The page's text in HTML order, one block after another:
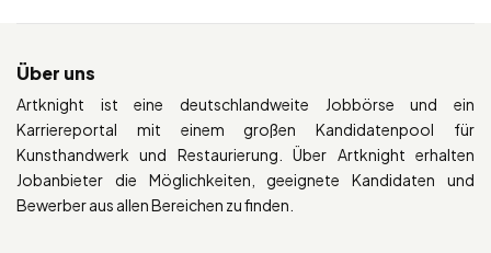
Über uns
Artknight ist eine deutschlandweite Jobbörse und ein
Karriereportal mit einem großen Kandidatenpool für
Kunsthandwerk und Restaurierung. Über Artknight erhalten
Jobanbieter die Möglichkeiten, geeignete Kandidaten und
Bewerber aus allen Bereichen zu finden.